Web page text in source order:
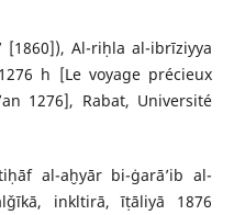
[1860]), Al-riḥla al-ibrīziyya
h [Le voyage précieux
1276], Rabat, Université
al-aḫyār bi-ġarā’ib al-
inkltirā, īṭāliyā 1876